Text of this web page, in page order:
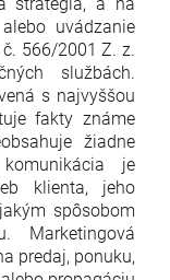
uvádzanie
566/2001 Z. z.
službách.
s najvyššou
fakty známe
žiadne
je
klienta, jeho
spôsobom
Marketingová
predaj, ponuku,